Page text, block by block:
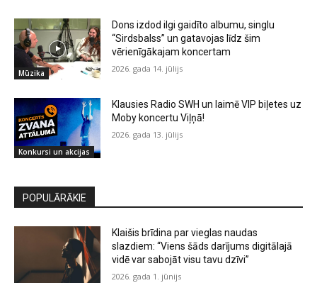
Mūzika
Dons izdod ilgi gaidīto albumu, singlu
“Sirdsbalss” un gatavojas līdz šim
vērienīgākajam koncertam
2026. gada 14. jūlijs
Konkursi un akcijas
Klausies Radio SWH un laimē VIP biļetes uz
Moby koncertu Viļņā!
2026. gada 13. jūlijs
POPULĀRĀKIE
Klaišis brīdina par vieglas naudas
slazdiem: “Viens šāds darījums digitālajā
vidē var sabojāt visu tavu dzīvi”
2026. gada 1. jūnijs